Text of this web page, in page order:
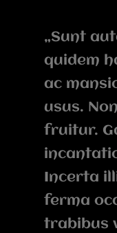
„Sunt
quidem
ac
usus.
fruitur.
Incerta
ferma
trabibus